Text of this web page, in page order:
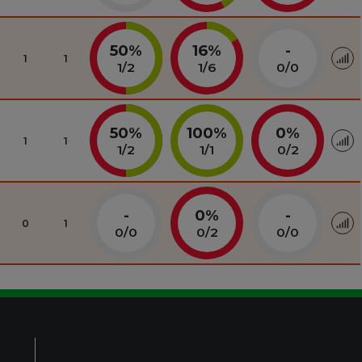
1 1 50%
1/2
16%
1/6
-
0/0
1 1 50%
1/2
100%
1/1
0%
0/2
0 1 -
0/0
0%
0/2
-
0/0